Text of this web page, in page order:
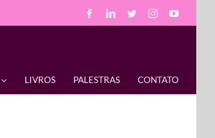
FacebookLinkedIn
TwitterInstagramYouTube
LIVROS PALESTRAS CONTATO